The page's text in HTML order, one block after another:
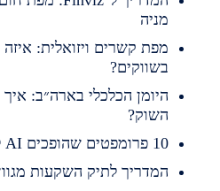
קשרים ויזואלית: איזה נתון
הכלכלי בארה״ב: איך נתונים
לתיק השקעות מגוון ב־2026